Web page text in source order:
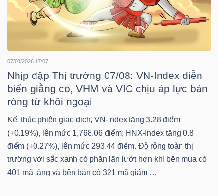
07/08/2026 17:07
Nhịp đập Thị trường 07/08: VN-Index diễn
biến giằng co, VHM và VIC chịu áp lực bán
ròng từ khối ngoại
Kết thúc phiên giao dịch, VN-Index tăng 3.28 điểm
(+0.19%), lên mức 1,768.06 điểm; HNX-Index tăng 0.8
điểm (+0.27%), lên mức 293.44 điểm. Độ rộng toàn thị
trường với sắc xanh có phần lấn lướt hơn khi bên mua có
401 mã tăng và bên bán có 321 mã giảm …
THẾ
ĐÔNG
DƯƠNG
TÀI
CHÍNH
CÁ